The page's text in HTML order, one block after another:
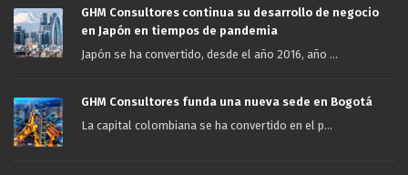
GHM Consultores continua su desarrollo de negocio
en Japón en tiempos de pandemia
Japón se ha convertido, desde el año 2016, año ...
GHM Consultores funda una nueva sede en Bogotá
La capital colombiana se ha convertido en el p...